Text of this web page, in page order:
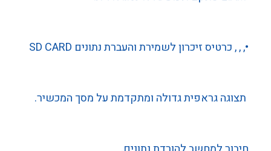
•, , , כרטיס זיכרון לשמירת והעברת נתונים SD CARD
תצוגה גראפית גדולה ומתקדמת על מסך המכשיר.